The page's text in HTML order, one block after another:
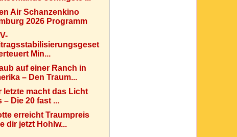
Air Schanzenkino
2026 Programm
Min...
auf einer Ranch in
– Den Traum...
letzte macht das Licht
– Die 20 fast ...
erreicht Traumpreis
dir jetzt Hohlw...